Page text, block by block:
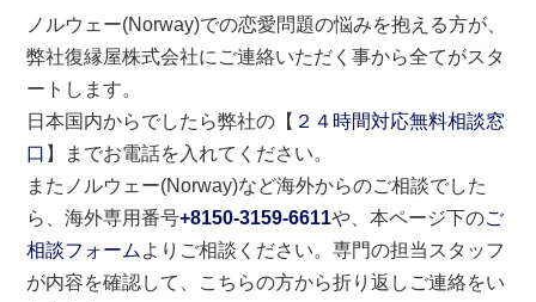
ノルウェー(Norway)での恋愛問題の悩みを抱える方が、
弊社復縁屋株式会社にご連絡いただく事から全てがスタ
ートします。
日本国内からでしたら弊社の【 ２４時間対応無料相談窓
口 】までお電話を入れてください。
またノルウェー(Norway)など海外からのご相談でした
ら、海外専用番号+8150-3159-6611や、本ページ下のご
相談フォーム よりご相談ください。専門の担当スタッフ
が内容を確認して、こちらの方から折り返しご連絡をい